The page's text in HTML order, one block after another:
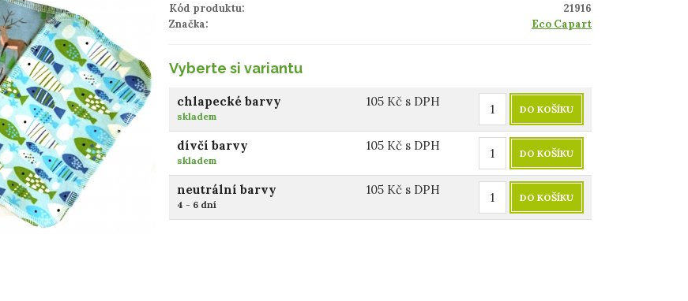
Kód produktu:
21916
Značka:
Eco Capart
Vyberte si variantu
chlapecké barvy
skladem
105 Kč s DPH
DO KOŠÍKU
dívčí barvy
skladem
105 Kč s DPH
DO KOŠÍKU
neutrální barvy
4 - 6 dní
105 Kč s DPH
DO KOŠÍKU